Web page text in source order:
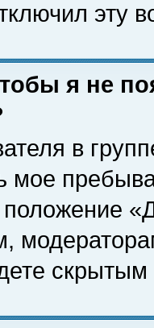
эту
я не
в
мое
скрытым